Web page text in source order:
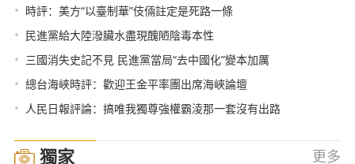
• 時評：美方“以臺制華”伎倆註定是死路一條
• 民進黨給大陸潑臟水盡現醜陋陰毒本性
• 三國消失史記不見 民進黨當局“去中國化”變本加厲
• 總台海峽時評：歡迎王金平率團出席海峽論壇
• 人民日報評論：搞唯我獨尊強權霸淩那一套沒有出路
獨家 更多